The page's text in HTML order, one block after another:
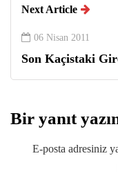
Next Article
06 Nisan 2011
Son Kaçistaki
Bir yanıt
E-posta adresiniz